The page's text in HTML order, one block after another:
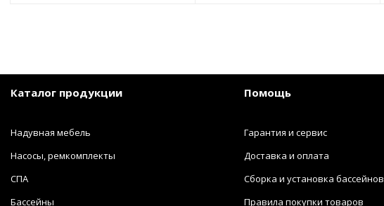
Каталог продукции
Надувная мебель
Насосы, ремкомплекты
СПА
Бассейны
Помощь
Гарантия и сервис
Доставка и оплата
Сборка и установка бассейнов
Правила покупки товаров